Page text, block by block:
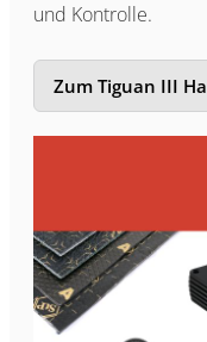
und Kontrolle.
Zum Tiguan III